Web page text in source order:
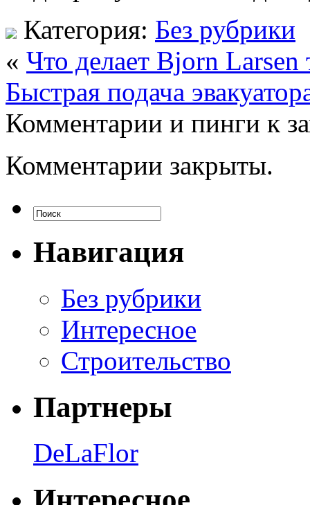
Категория: Без рубрики
« Что делает Bjorn
Быстрая подача
Комментарии и пинги к
Комментарии закрыты.
Навигация
Без рубрики
Интересное
Строительство
Партнеры
DeLaFlor